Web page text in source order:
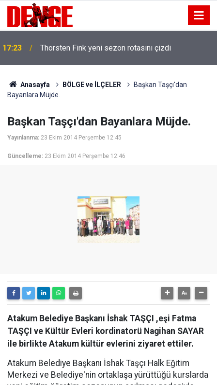
17:23 Thorsten Fink yeni sezon rotasını çizdi
Anasayfa BÖLGE ve İLÇELER
Başkan Taşçı'dan
Bayanlara Müjde.
Başkan Taşçı'dan Bayanlara Müjde.
Yayınlanma: 23 Ekim 2014 Perşembe 12:45
Güncelleme: 23 Ekim 2014 Perşembe 12:46
Atakum Belediye Başkanı İshak TAŞÇI ,eşi Fatma
TAŞÇI ve Kültür Evleri kordinatorü Nagihan SAYAR
ile birlikte Atakum kültür evlerini ziyaret ettiler.
Atakum Belediye Başkanı İshak Taşçı Halk Eğitim
Merkezi ve Belediye'nin ortaklaşa yürüttüğü kurslarda